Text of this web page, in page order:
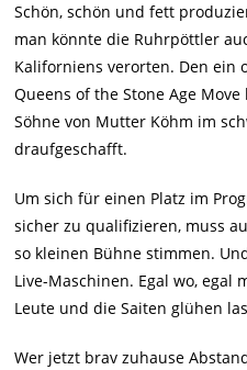
Schön, schön und fett
man könnte die Ruhrpöttler
Kaliforniens verorten. Den ein
Queens of the Stone Age
Söhne von Mutter Köhm im
draufgeschafft.
Um sich für einen Platz im
sicher zu qualifizieren, muss
so kleinen Bühne stimmen.
Live-Maschinen. Egal wo, egal
Leute und die Saiten glühen
Wer jetzt brav zuhause